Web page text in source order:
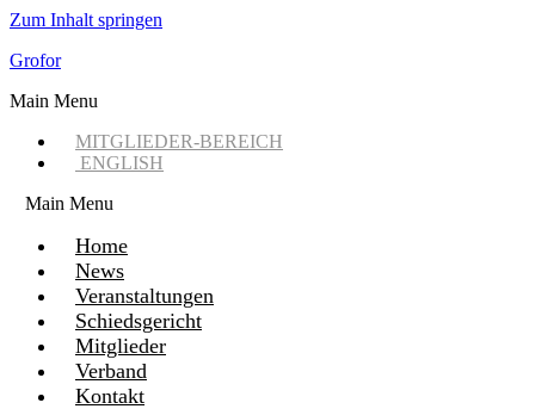
Zum Inhalt springen
Grofor
Main Menu
MITGLIEDER-BEREICH
ENGLISH
Main Menu
Home
News
Veranstaltungen
Schiedsgericht
Mitglieder
Verband
Kontakt